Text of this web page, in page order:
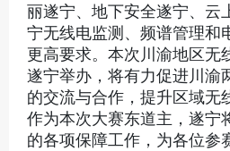
丽遂宁、地下安全遂宁、云
宁无线电监测、频谱管理和
更高要求。本次川渝地区无
遂宁举办，将有力促进川渝
的交流与合作，提升区域无
作为本次大赛东道主，遂宁
的各项保障工作，为各位参